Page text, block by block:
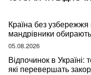
Країна без узбережжя
мандрівники
05.08.2026
Відпочинок в Україні:
які перевершать